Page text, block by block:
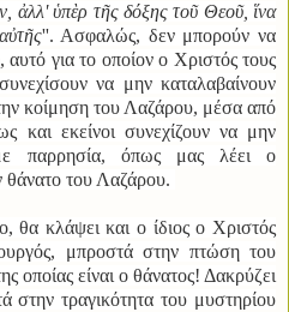
ἀλλ' ὑπὲρ τῆς δόξης τοῦ Θεοῦ, ἵνα
''. Ασφαλώς, δεν μπορούν να
αυτό για το οποίον ο Χριστός τους
να μην καταλαβαίνουν
κοίμηση του Λαζάρου, μέσα από
και εκείνοι συνεχίζουν να μην
παρρησία, όπως μας λέει ο
θάνατο του Λαζάρου.
θα κλάψει και ο ίδιος ο Χριστός
μπροστά στην πτώση του
οποίας είναι ο θάνατος! Δακρύζει
τραγικότητα του μυστηρίου